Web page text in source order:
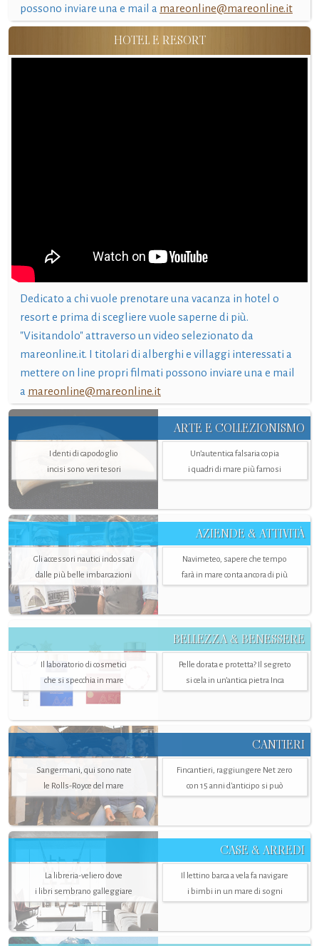
possono inviare una e mail a mareonline@mareonline.it
HOTEL E RESORT
Dedicato a chi vuole prenotare una vacanza in hotel o
resort e prima di scegliere vuole saperne di più.
"Visitandolo" attraverso un video selezionato da
mareonline.it. I titolari di alberghi e villaggi interessati a
mettere on line propri filmati possono inviare una e mail
a mareonline@mareonline.it
ARTE E COLLEZIONISMO
I denti di capodoglio
incisi sono veri tesori
Un’autentica falsaria copia
i quadri di mare più famosi
AZIENDE & ATTIVITÀ
Gli accessori nautici indossati
dalle più belle imbarcazioni
Navimeteo, sapere che tempo
farà in mare conta ancora di più
BELLEZZA & BENESSERE
Il laboratorio di cosmetici
che si specchia in mare
Pelle dorata e protetta? Il segreto
si cela in un’antica pietra Inca
CANTIERI
Sangermani, qui sono nate
le Rolls-Royce del mare
Fincantieri, raggiungere Net zero
con 15 anni d'anticipo si può
CASE & ARREDI
La libreria-veliero dove
i libri sembrano galleggiare
Il lettino barca a vela fa navigare
i bimbi in un mare di sogni